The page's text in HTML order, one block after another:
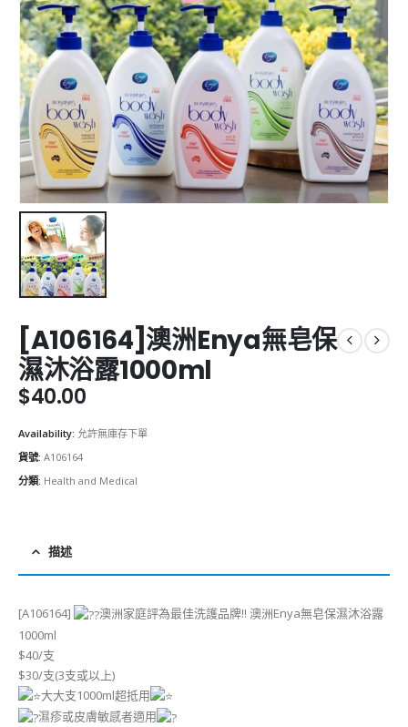
[A106164]澳洲Enya無皂保
濕沐浴露1000ml
$40.00
Availability: 允許無庫存下單
貨號: A106164
分類: Health and Medical
描述
[A106164]
澳洲家庭評為最佳洗護品牌!! 澳洲Enya無皂保濕沐浴露
1000ml
$40/支
$30/支(3支或以上)
大大支1000ml超抵用
濕疹或皮膚敏感者適用